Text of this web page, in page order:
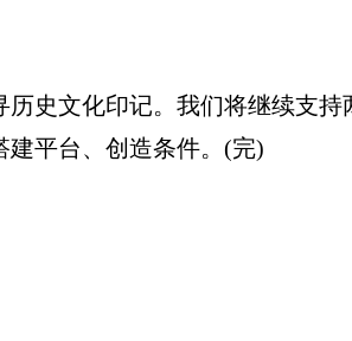
史文化印记。我们将继续支持
建平台、创造条件。(完)